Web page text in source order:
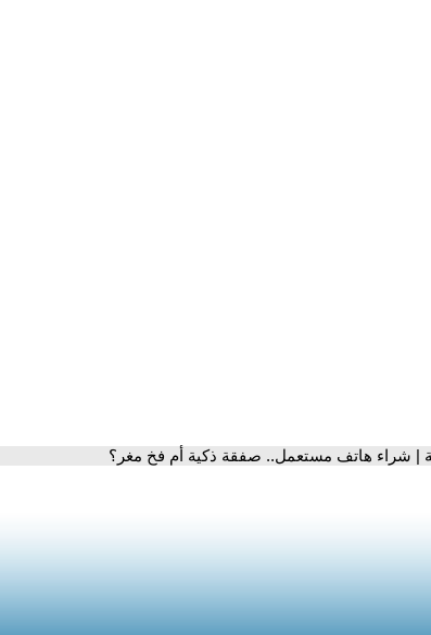
| شراء هاتف مستعمل.. صفقة ذكية أم فخ مغر؟